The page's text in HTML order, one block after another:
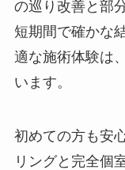
の巡り改善と部
短期間で確かな
適な施術体験は
います。
初めての方も安
リングと完全個